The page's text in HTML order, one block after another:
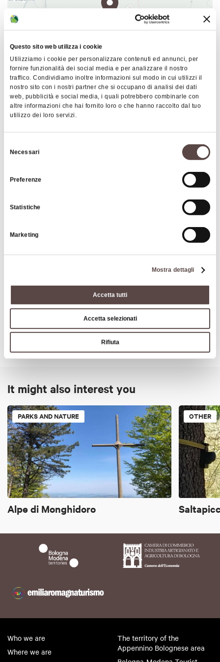
Questo sito web utilizza i cookie
Utilizziamo i cookie per personalizzare contenuti ed annunci, per
fornire funzionalità dei social media e per analizzare il nostro
traffico. Condividiamo inoltre informazioni sul modo in cui utilizzi il
nostro sito con i nostri partner che si occupano di analisi dei dati
web, pubblicità e social media, i quali potrebbero combinarle con
altre informazioni che hai fornito loro o che hanno raccolto dal tuo
utilizzo dei loro servizi.
delNecessari
Preferenze
Statistiche
Marketing
Mostra dettagli
Accetta tutti
Accetta selezionati
Rifiuta
advisable to wear sport shoes that cover feet.
Leaflet |©OpenStreetMap contributors ©CARTO
Triton's Park
40063 Monghidoro
HOW TO GET THERE
Timetables
From June to September
It might also interest you
PARKS AND NATURE
Alpe di Monghidoro
OTHER
Who we are
Where we are
The territory of the
Appennino Bolognese area